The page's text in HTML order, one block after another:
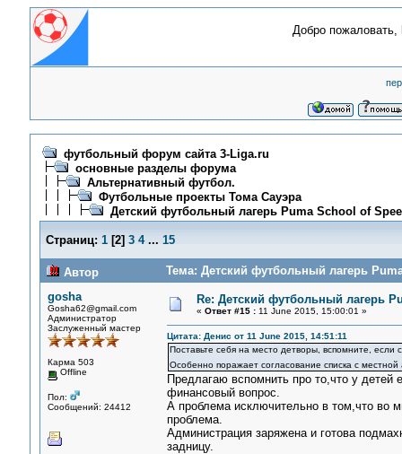
Добро пожаловать,
футбольный форум сайта 3-Liga.ru
основные разделы форума
Альтернативный футбол.
Футбольные проекты Тома Сауэра
Детский футбольный лагерь Puma School of
Страниц: 1[2] 3 4 ... 15
Автор
Тема: Детский футбольный лагерь
gosha
Gosha62@gmail.com
Администратор
Заслуженный мастер
Карма 503
Offline
Пол:
Сообщений: 24412
Re: Детский футбольный лагерь
« Ответ #15 :11 June 2015, 15:00:01 »
Цитата: Денис от 11 June 2015, 14:51:11
Поставьте себя на место детворы, вспомните,
Особенно поражает согласование списка с
Предлагаю вспомнить про то,что у
финансовый вопрос.
А проблема исключительно в том,что во
проблема.
Администрация заряжена и готова
задницу.